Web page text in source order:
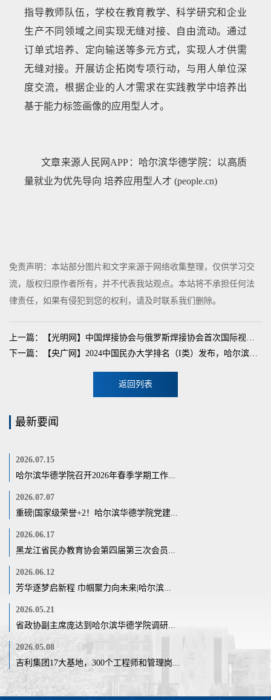
指导教师队伍，学校在教育教学、科学研究和企业
生产不同领域之间实现无缝对接、自由流动。通过
订单式培养、定向输送等多元方式，实现人才供需
无缝对接。开展访企拓岗专项行动，与用人单位深
度交流，根据企业的人才需求在实践教学中培养出
基于能力标签画像的应用型人才。
文章来源人民网APP： 哈尔滨华德学院：以高质
量就业为优先导向 培养应用型人才(people.cn)
免责声明：本站部分图片和文字来源于网络收集整理，仅供学习交
流，版权归原作者所有，并不代表我站观点。本站将不承担任何法
律责任，如果有侵犯到您的权利，请及时联系我们删除。
返回列表
最新要闻
2026.07.15
哈尔滨华德学院召开2026年春季学期工作...
2026.07.07
重磅|国家级荣誉+2！哈尔滨华德学院党建...
2026.06.17
黑龙江省民办教育协会第四届第三次会员...
2026.06.12
芳华逐梦启新程 巾帼聚力向未来|哈尔滨...
2026.05.21
省政协副主席庞达到哈尔滨华德学院调研...
2026.05.08
吉利集团17大基地，300个工程师和管理岗...